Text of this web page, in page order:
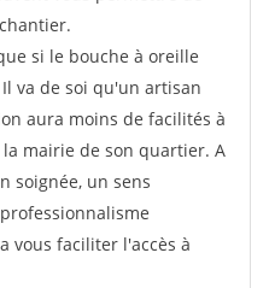
si le bouche à oreille
va de soi qu'un artisan
aura moins de facilités à
mairie de son quartier. A
soignée, un sens
vous faciliter l'accès à